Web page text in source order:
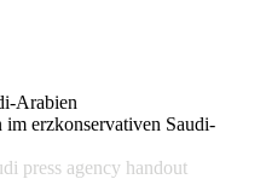
Arabien
erzkonservativen Saudi-
press agency handout